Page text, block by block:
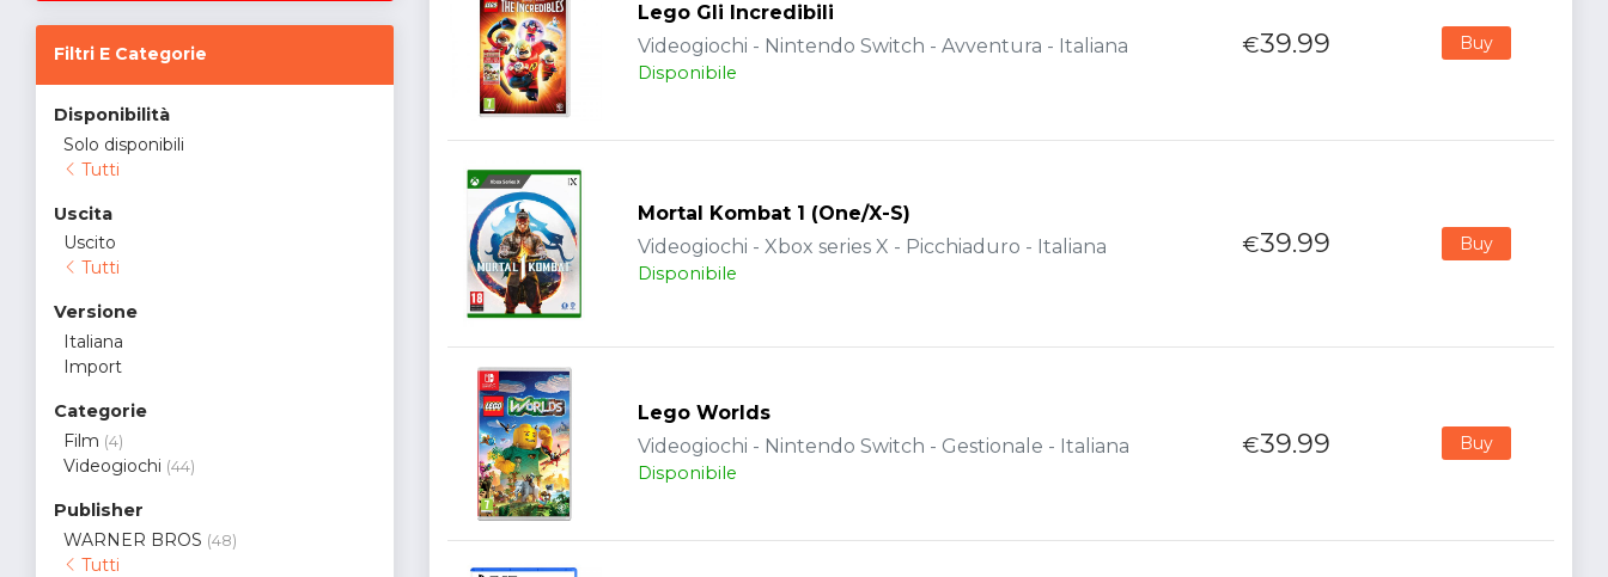
Filtri E Categorie
Disponibilità
Solo disponibili
Tutti
Uscita
Uscito
Tutti
Versione
Italiana
Import
Categorie
Film (4)
Videogiochi (44)
Publisher
WARNER BROS (48)
Tutti
Lego Gli Incredibili
Videogiochi - Nintendo Switch - Avventura - Italiana
Disponibile
€39.99 Buy
Mortal Kombat 1 (One/X-S)
Videogiochi - Xbox series X - Picchiaduro - Italiana
Disponibile
€39.99 Buy
Lego Worlds
Videogiochi - Nintendo Switch - Gestionale - Italiana
Disponibile
€39.99 Buy